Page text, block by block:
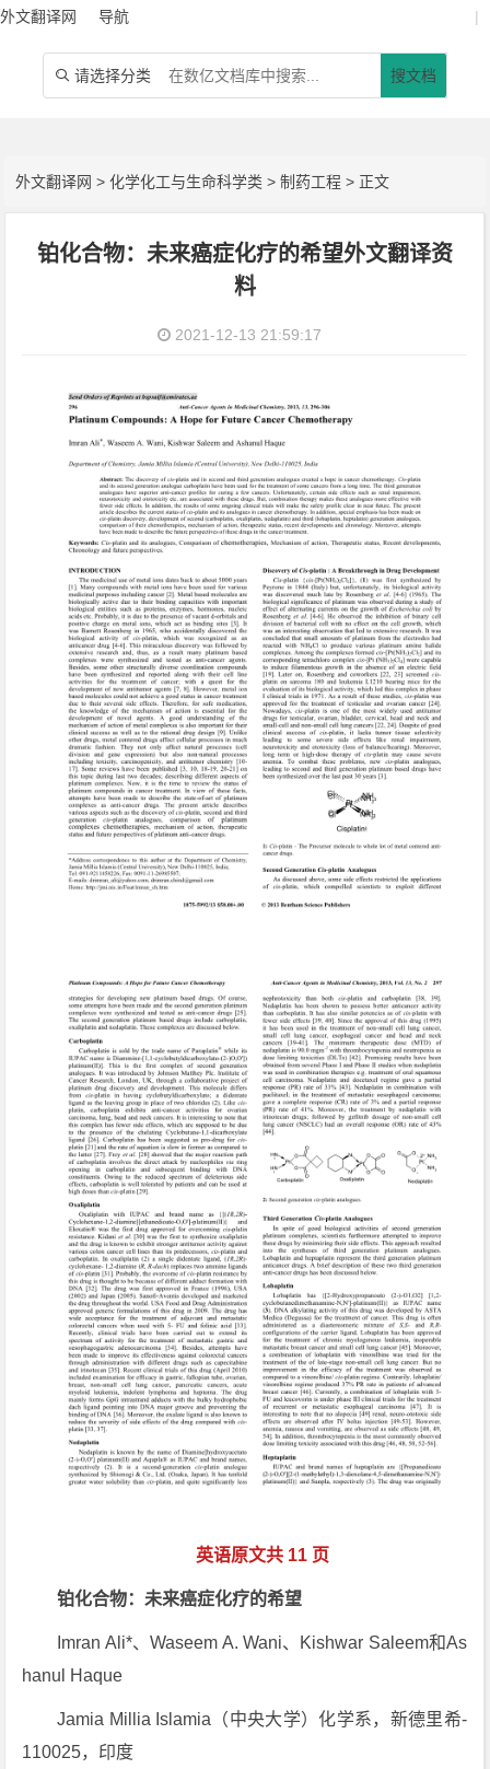
外文翻译网 导航 |
 请选择分类 搜文档
外文翻译网 >化学化工与生命科学类 >制药工程 > 正文
铂化合物：未来癌症化疗的希望外文翻译资
料
2021-12-13 21:59:17
英语原文共 11 页
铂化合物：未来癌症化疗的希望
Imran Ali*、Waseem A. Wani、Kishwar Saleem和As
hanul Haque
Jamia Millia Islamia（中央大学）化学系，新德里希-
110025，印度